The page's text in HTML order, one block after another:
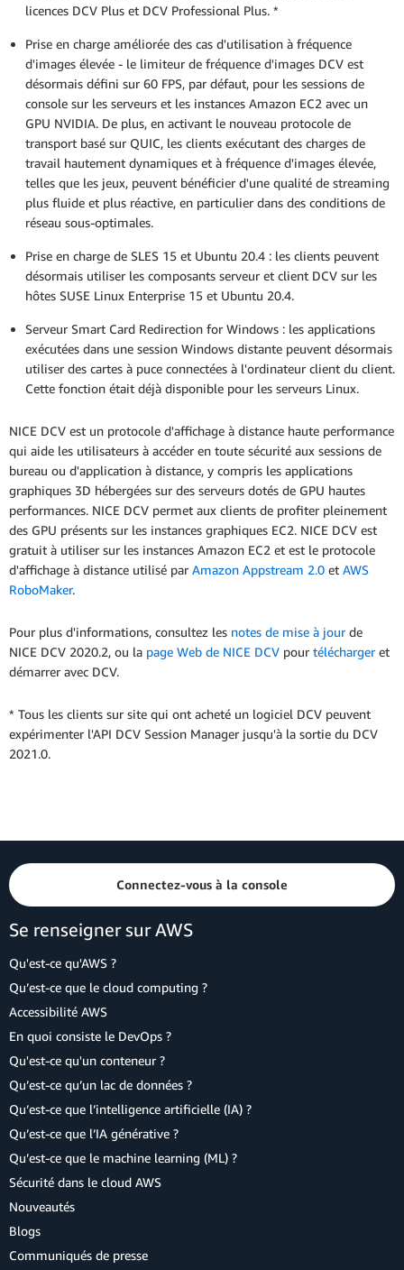
licences DCV Plus et DCV Professional Plus. *
Prise en charge améliorée des cas d'utilisation à fréquence
d'images élevée - le limiteur de fréquence d'images DCV est
désormais défini sur 60 FPS, par défaut, pour les sessions de
console sur les serveurs et les instances Amazon EC2 avec un
GPU NVIDIA. De plus, en activant le nouveau protocole de
transport basé sur QUIC, les clients exécutant des charges de
travail hautement dynamiques et à fréquence d'images élevée,
telles que les jeux, peuvent bénéficier d'une qualité de streaming
plus fluide et plus réactive, en particulier dans des conditions de
réseau sous-optimales.
Prise en charge de SLES 15 et Ubuntu 20.4 : les clients peuvent
désormais utiliser les composants serveur et client DCV sur les
hôtes SUSE Linux Enterprise 15 et Ubuntu 20.4.
Serveur Smart Card Redirection for Windows : les applications
exécutées dans une session Windows distante peuvent désormais
utiliser des cartes à puce connectées à l'ordinateur client du client.
Cette fonction était déjà disponible pour les serveurs Linux.
NICE DCV est un protocole d'affichage à distance haute performance
qui aide les utilisateurs à accéder en toute sécurité aux sessions de
bureau ou d'application à distance, y compris les applications
graphiques 3D hébergées sur des serveurs dotés de GPU hautes
performances. NICE DCV permet aux clients de profiter pleinement
des GPU présents sur les instances graphiques EC2. NICE DCV est
gratuit à utiliser sur les instances Amazon EC2 et est le protocole
d'affichage à distance utilisé par Amazon Appstream 2.0 et AWS
RoboMaker.
Pour plus d'informations, consultez les notes de mise à jourde
NICE DCV 2020.2, ou la page Web de NICE DCV pour téléchargeret
démarrer avec DCV.
* Tous les clients sur site qui ont acheté un logiciel DCV peuvent
expérimenter l'API DCV Session Manager jusqu'à la sortie du DCV
2021.0.
Connectez-vous à la console
Se renseigner sur AWS
Qu'est-ce qu'AWS ?
Qu’est-ce que le cloud computing ?
Accessibilité AWS
En quoi consiste le DevOps ?
Qu'est-ce qu'un conteneur ?
Qu’est-ce qu’un lac de données ?
Qu’est-ce que l’intelligence artificielle (IA) ?
Qu’est-ce que l’IA générative ?
Qu’est-ce que le machine learning (ML) ?
Sécurité dans le cloud AWS
Nouveautés
Blogs
Communiqués de presse